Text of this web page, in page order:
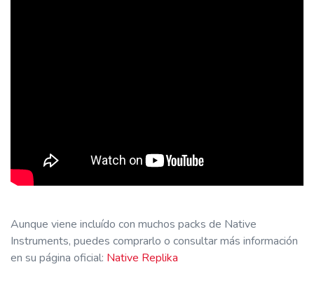
Aunque viene incluído con muchos packs de Native
Instruments, puedes comprarlo o consultar más información
en su página oficial: Native Replika